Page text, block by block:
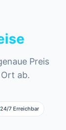
Preis
ab.
24/7 Erreichbar